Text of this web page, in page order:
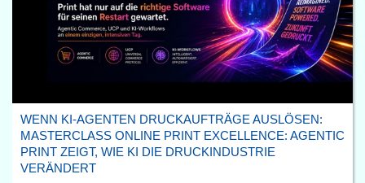
WENN KI-AGENTEN DRUCKAUFTRÄGE AUSLÖSEN:
MASTERCLASS ONLINE PRINT EXCELLENCE: AGENTIC
PRINT ZEIGT, WIE KI DIE DRUCKINDUSTRIE
VERÄNDERT